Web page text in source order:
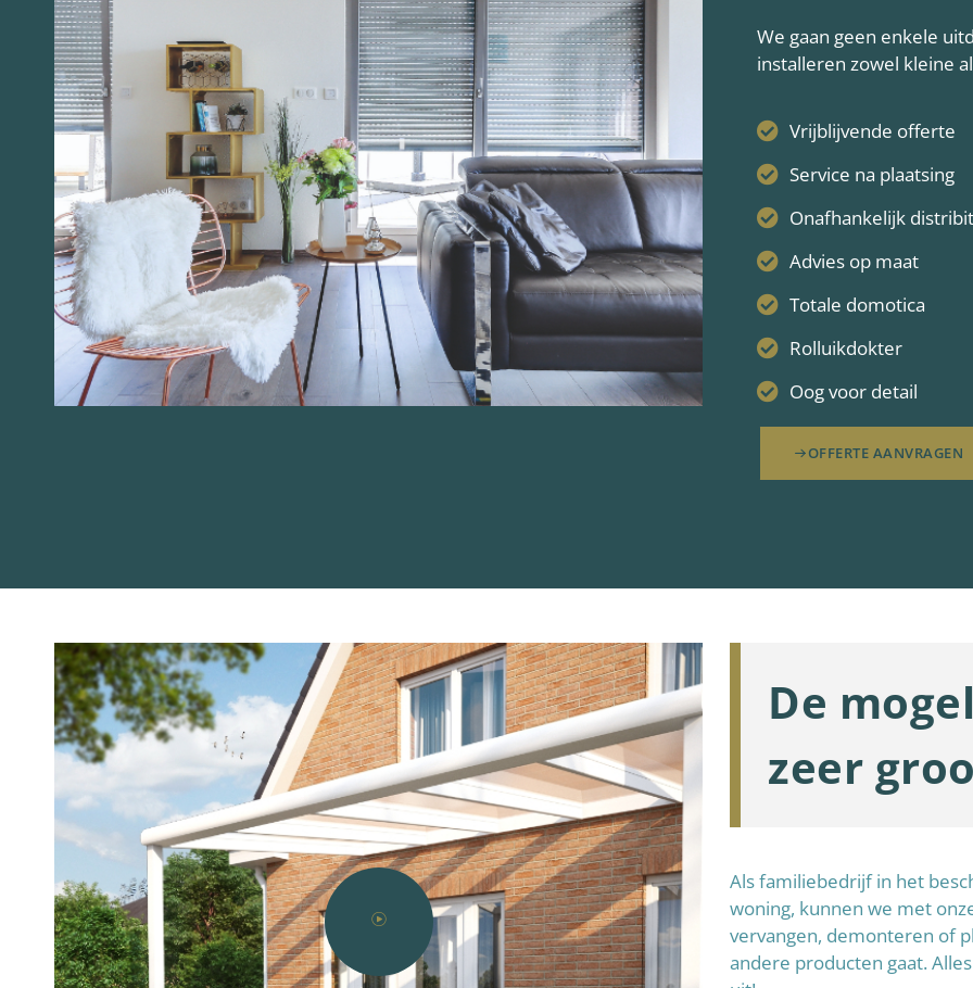
We gaan geen enkele
installeren zowel kleine
Vrijblijvende offerte
Service na plaatsing
Onafhankelijk
Advies op maat
Totale domotica
Rolluikdokter
Oog voor detail
OFFERTE AANVRAGEN
De
zeer
Als familiebedrijf in het
woning, kunnen we met
vervangen, demonteren of
andere producten gaat.